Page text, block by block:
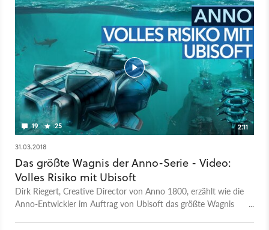
und Michael Graf an den Browsertitel, der gar nicht so
schlecht war. Aber zäh - und enorm teuer, wenn man doch
mal etwas kaufen wollte. Dirk Riegert, der Creative Director
von Anno 1800, lässt sich für dieses Video entschuldigen, zu
Anno Online konnte er nichts sagen, weil er durchgehend an
den »richtigen« Annos gearbeitet hat. Die gab' ja schließlich
auch noch, obwohl die Meinungen auseinandergehen, ob man
bei Anno 2205 überhaupt von einem »richtigen« Anno
sprechen kann. Großer Report: 20 Jahre Anno - Wie die Serie
die Welt eroberte Unsere große Themenwoche: Alle Artikel
und Videos zum Anno-Jubiläum
19 25
2:11
31.03.2018
Das größte Wagnis der Anno-Serie - Video:
Volles Risiko mit Ubisoft
Dirk Riegert, Creative Director von Anno 1800, erzählt wie die
Anno-Entwickler im Auftrag von Ubisoft das größte Wagnis